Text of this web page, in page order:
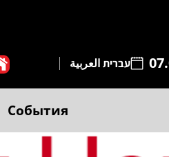
עבריתالعربية
События